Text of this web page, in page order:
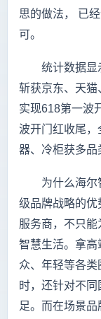
思的做法， 已
可。
统计数据显
斩获京东、天猫
实现618第一波
波开门红收尾，
器、冷柜获多品
为什么海尔
级品牌战略的
服务商，不只
智慧生活。拿高
众、年轻等各类
时，还针对不
足。而在场景品